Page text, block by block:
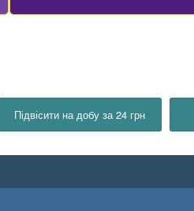
Підвісити на добу за 24 грн